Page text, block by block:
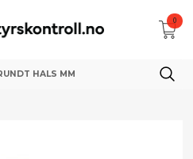
0
HALS MM